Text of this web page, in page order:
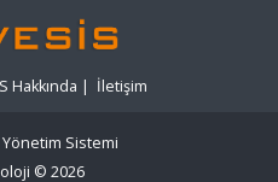
Hakkında | İletişim
Sistemi
© 2026